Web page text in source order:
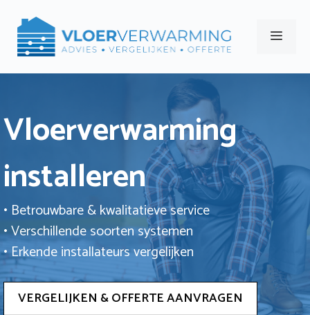
naar
Menu
Vloerverwarming
installeren
• Betrouwbare & kwalitatieve service
• Verschillende soorten systemen
• Erkende installateurs vergelijken
VERGELIJKEN & OFFERTE AANVRAGEN